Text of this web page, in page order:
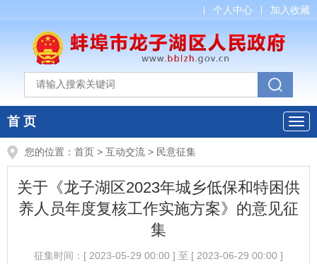
个人中心 加入收藏
首 页
您的位置： 首页 > 互动交流 > 民意征集
关于《龙子湖区2023年城乡低保和特困供
养人员年度复核工作实施方案》的意见征
集
征集时间： [ 2023-05-29 00:00 ] 至 [ 2023-06-29 00:00 ]